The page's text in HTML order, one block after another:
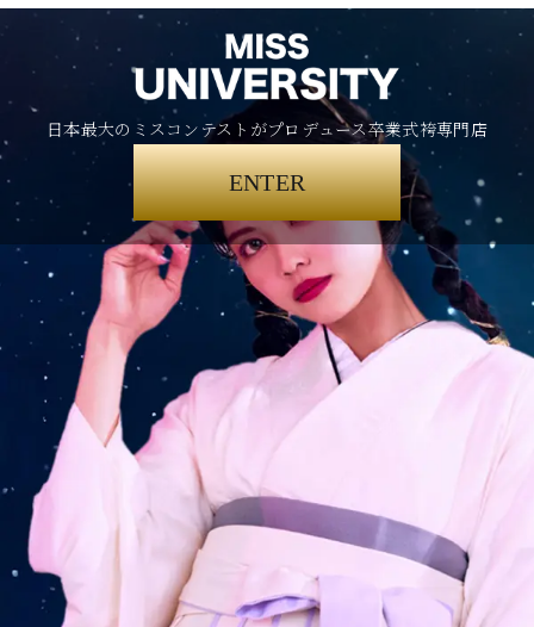
日本最大のミスコンテストがプロデュース卒業式袴専門店
ENTER